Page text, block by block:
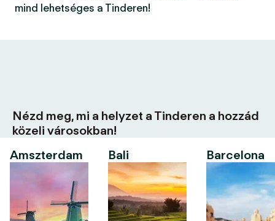
mind lehetséges a Tinderen!
Nézd meg, mi a helyzet a Tinderen a hozzád
közeli városokban!
Amszterdam
Bali Barcelona